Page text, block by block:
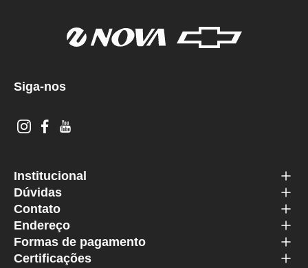
Siga-nos
Institucional
Dúvidas
Contato
Endereço
Formas de pagamento
Certificações